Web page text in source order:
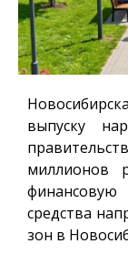
выпуску
миллионов
средства
зон в